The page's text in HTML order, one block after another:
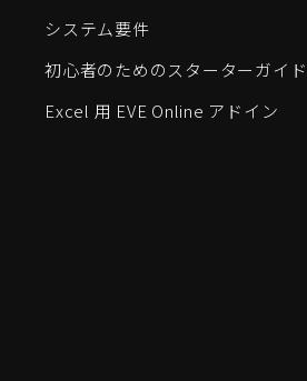
システム要件
初心者のためのスターターガイド
Excel 用 EVE Online アドイン